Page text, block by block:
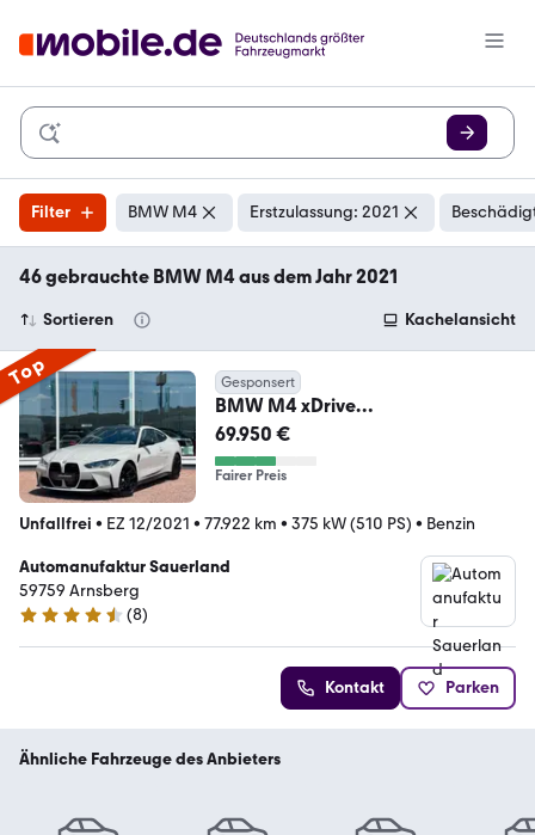
Filter BMW M4 Erstzulassung: 2021
46 gebrauchte BMW M4 aus dem Jahr 2021
Sortieren Kachelansicht
Top Gesponsert
BMW M4 xDrive
Competition*Schale*M Drivers
Package*
69.950 €
Fairer Preis
Unfallfrei • EZ 12/2021 • 77.922 km • 375 kW (510 PS) • Benzin
Automanufaktur Sauerland
59759 Arnsberg
4.6 Sterne
(8)
Kontakt Parken
Ähnliche Fahrzeuge des Anbieters